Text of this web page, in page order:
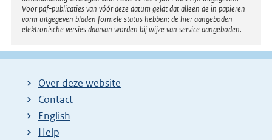
Voor pdf-publicaties van vóór deze datum geldt dat alleen de in papieren
vorm uitgegeven bladen formele status hebben; de hier aangeboden
elektronische versies daarvan worden bij wijze van service aangeboden.
Over deze website
Contact
English
Help